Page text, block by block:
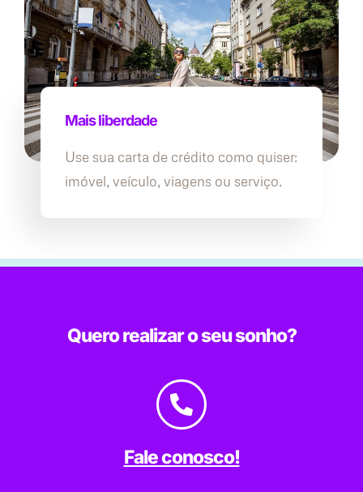
Mais liberdade
Use sua carta de crédito como quiser:
imóvel, veículo, viagens ou serviço.
Quero realizar o seu sonho?
Fale conosco!